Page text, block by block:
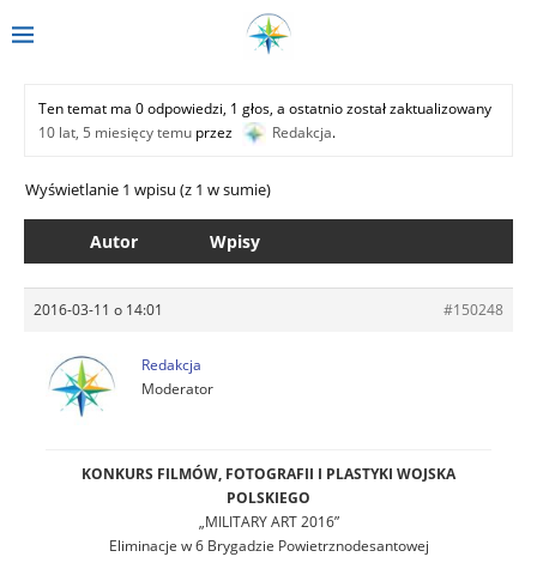
Ten temat ma 0 odpowiedzi, 1 głos, a ostatnio został zaktualizowany
10 lat, 5 miesięcy temu przez Redakcja.
Wyświetlanie 1 wpisu (z 1 w sumie)
Autor Wpisy
2016-03-11 o 14:01 #150248
Redakcja
Moderator
KONKURS FILMÓW, FOTOGRAFII I PLASTYKI WOJSKA
POLSKIEGO
„MILITARY ART 2016”
Eliminacje w 6 Brygadzie Powietrznodesantowej